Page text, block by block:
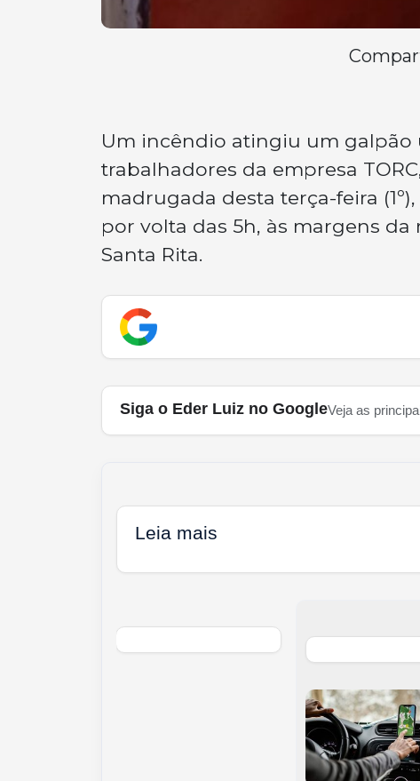
Um incêndio atingiu um
trabalhadores da empresa
madrugada desta terça-feira
por volta das 5h, às margens
Santa Rita.
Siga o Eder Luiz no GoogleVeja as
Leia mais